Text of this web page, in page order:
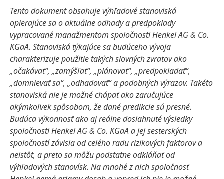
Tento dokument obsahuje výhľadové stanoviská
opierajúce sa o aktuálne odhady a predpoklady
vypracované manažmentom spoločnosti Henkel AG & Co.
KGaA. Stanoviská týkajúce sa budúceho vývoja
charakterizuje použitie takých slovných zvratov ako
„očakávať“, „zamýšľať“, „plánovať“, „predpokladať“,
„domnievať sa“, „odhadovať“ a podobných výrazov. Takéto
stanoviská nie je možné chápať ako zaručujúce
akýmkoľvek spôsobom, že dané predikcie sú presné.
Budúca výkonnosť ako aj reálne dosiahnuté výsledky
spoločnosti Henkel AG & Co. KGaA a jej sesterských
spoločností závisia od celého radu rizikových faktorov a
neistôt, a preto sa môžu podstatne odkláňať od
výhľadových stanovísk. Na mnohé z nich spoločnosť